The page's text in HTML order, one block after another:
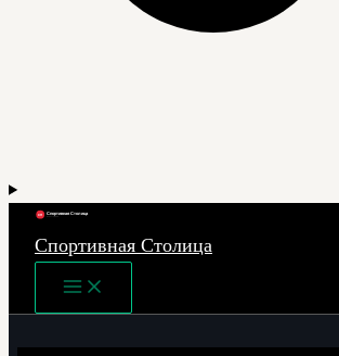
Спортивная Столица
Main
Menu